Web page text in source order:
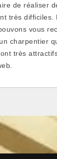
de réaliser
très
vous
charpentier
très